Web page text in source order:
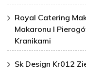
Royal Catering
Makaronu I
Kranikami
Sk Design Kr012